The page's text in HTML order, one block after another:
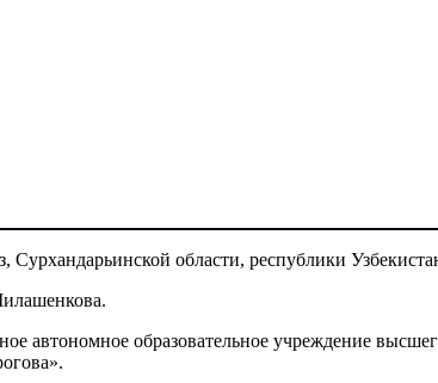
Сурхандарьинской области, республики
автономное образовательное учреждение